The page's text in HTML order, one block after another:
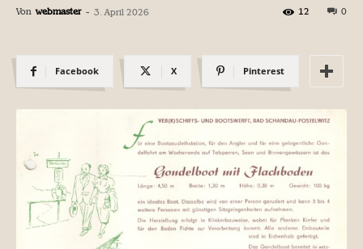
Von webmaster - 3. April 2026 0
12
Facebook X Pinterest